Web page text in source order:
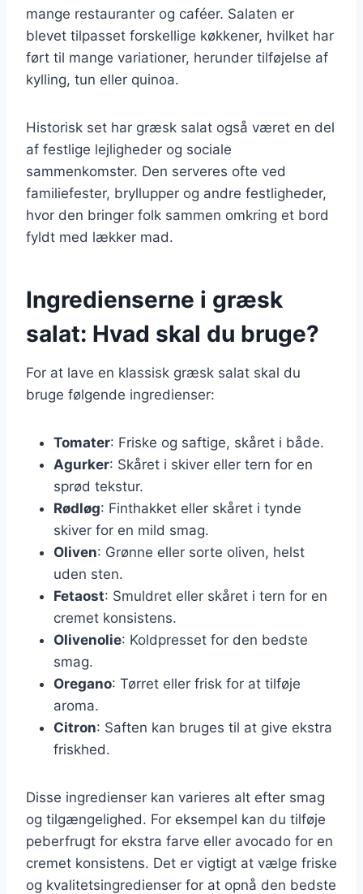
mange restauranter og caféer. Salaten er
blevet tilpasset forskellige køkkener, hvilket har
ført til mange variationer, herunder tilføjelse af
kylling, tun eller quinoa.
Historisk set har græsk salat også været en del
af festlige lejligheder og sociale
sammenkomster. Den serveres ofte ved
familiefester, bryllupper og andre festligheder,
hvor den bringer folk sammen omkring et bord
fyldt med lækker mad.
Ingredienserne i græsk
salat: Hvad skal du bruge?
For at lave en klassisk græsk salat skal du
bruge følgende ingredienser:
Tomater: Friske og saftige, skåret i både.
Agurker: Skåret i skiver eller tern for en
sprød tekstur.
Rødløg: Finthakket eller skåret i tynde
skiver for en mild smag.
Oliven: Grønne eller sorte oliven, helst
uden sten.
Fetaost: Smuldret eller skåret i tern for en
cremet konsistens.
Olivenolie: Koldpresset for den bedste
smag.
Oregano: Tørret eller frisk for at tilføje
aroma.
Citron: Saften kan bruges til at give ekstra
friskhed.
Disse ingredienser kan varieres alt efter smag
og tilgængelighed. For eksempel kan du tilføje
peberfrugt for ekstra farve eller avocado for en
cremet konsistens. Det er vigtigt at vælge friske
og kvalitetsingredienser for at opnå den bedste